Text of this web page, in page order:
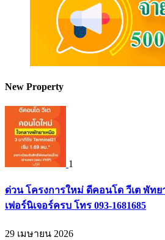
New Property
1
ด่วน โครงการใหม่ ดีคอนโด วีเต พัทย
เฟอร์นิเจอร์ครบ โทร 093-1681685
29 เมษายน 2026